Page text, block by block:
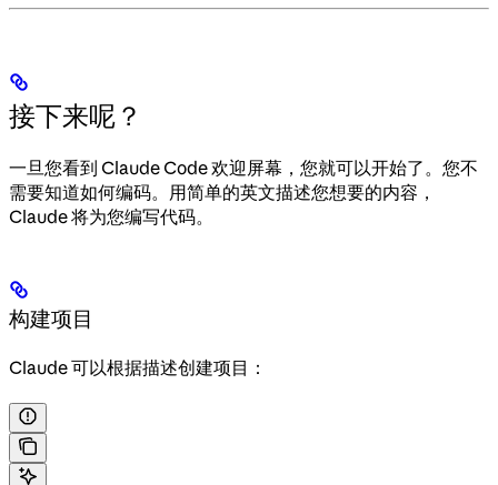
接下来呢？
一旦您看到 Claude Code 欢迎屏幕，您就可以开始了。您不
需要知道如何编码。用简单的英文描述您想要的内容，
Claude 将为您编写代码。
构建项目
Claude 可以根据描述创建项目：